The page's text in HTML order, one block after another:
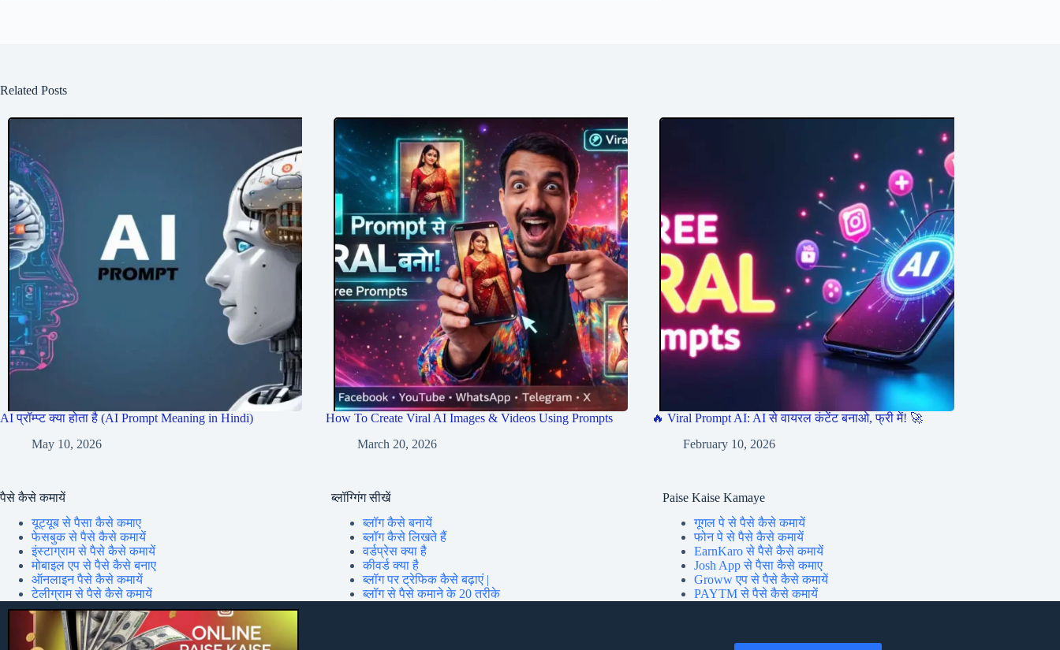
Related Posts
AI प्रॉम्प्ट क्या होता है (AI Prompt Meaning in Hindi)
May 10, 2026
How To Create Viral AI Images & Videos Using Prompts
March 20, 2026
🔥 Viral Prompt AI: AI से वायरल कंटेंट बनाओ, फ्री में! 🚀
February 10, 2026
पैसे कैसे कमायें
यूट्यूब से पैसा कैसे कमाए
फेसबुक से पैसे कैसे कमायें
इंस्टाग्राम से पैसे कैसे कमायें
मोबाइल एप से पैसे कैसे बनाए
ऑनलाइन पैसे कैसे कमायें
टेलीग्राम से पैसे कैसे कमायें
ब्लॉग्गिंग सीखें
ब्लॉग कैसे बनायें
ब्लॉग कैसे लिखते हैं
वर्डप्रेस क्या है
कीवर्ड क्या है
ब्लॉग पर ट्रेफिक कैसे बढ़ाएं |
ब्लॉग से पैसे कमाने के 20 तरीके
Paise Kaise Kamaye
गूगल पे से पैसे कैसे कमायें
फोन पे से पैसे कैसे कमायें
EarnKaro से पैसे कैसे कमायें
Josh App से पैसा कैसे कमाए
Groww एप से पैसे कैसे कमायें
PAYTM से पैसे कैसे कमायें